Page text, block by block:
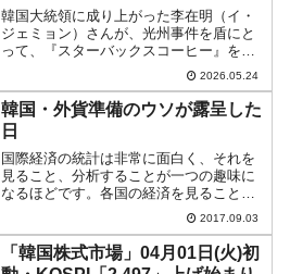
どん底の振る舞いではなく、悪質
な商売人の人の道を外れた行為」
韓国大統領に成り上がった李在明（イ・
ジェミョン）さんが、光州事件を盾にと
って、『スターバックスコーヒー』を非
難しています。調子に乗ったのか、今度
は5.18ではなく、セウォル号事件の起こ
った「4.16」にかこつけて以下の投稿を
行いました。セウ...
2026.05.24
韓国・外貨準備のウソが露呈した
日
国際経済の統計は非常に面白く、それを
見ること、分析することが一つの趣味に
なるほどです。各国の経済を見ること
は、その国の本質を見ることでもありま
す。数字はウソをつきません。しかし、
公表されている数字自体がウソで、その
ウソが一気に露呈し、破滅的...
2017.09.03
「韓国株式市場」04月01日(火)初